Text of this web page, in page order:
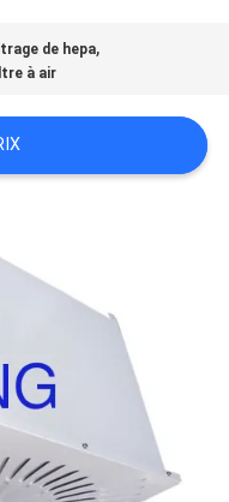
de hepa,
à air